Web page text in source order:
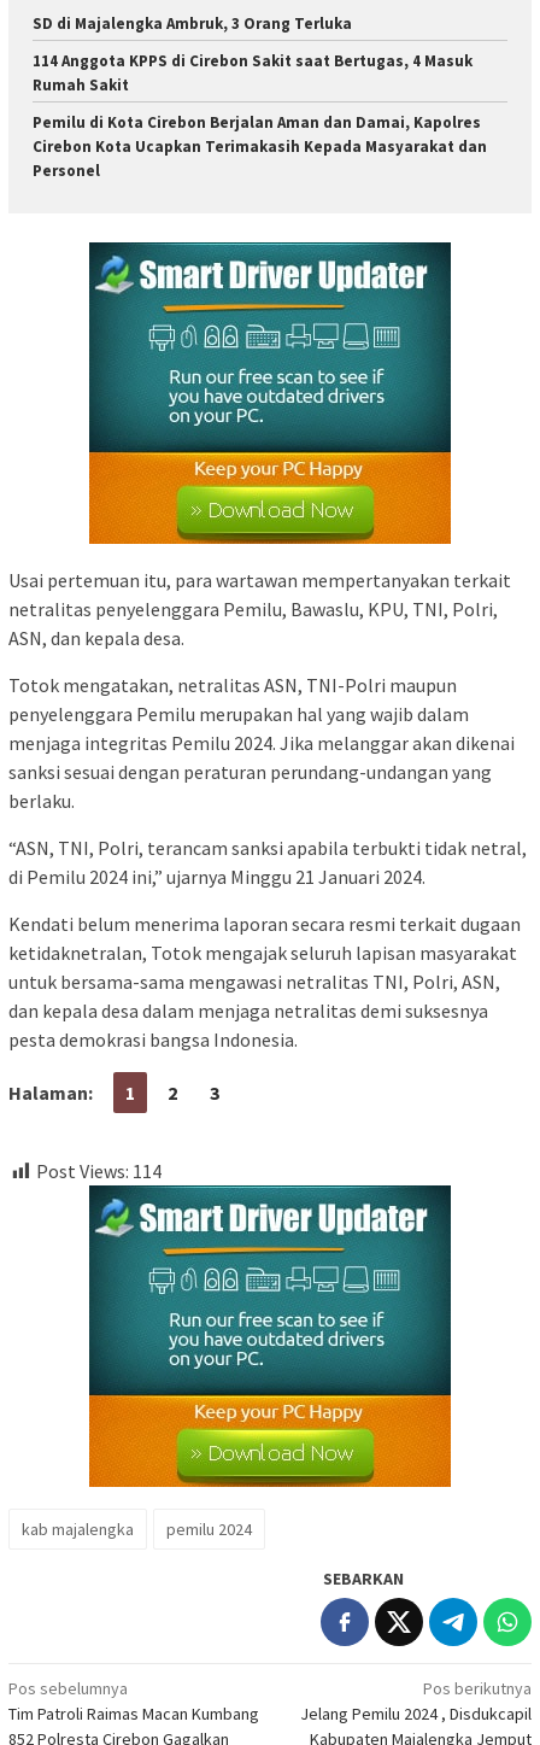
SD di Majalengka Ambruk, 3 Orang Terluka
114 Anggota KPPS di Cirebon Sakit saat Bertugas, 4 Masuk
Rumah Sakit
Pemilu di Kota Cirebon Berjalan Aman dan Damai, Kapolres
Cirebon Kota Ucapkan Terimakasih Kepada Masyarakat dan
Personel
Usai pertemuan itu, para wartawan mempertanyakan terkait
netralitas penyelenggara Pemilu, Bawaslu, KPU, TNI, Polri,
ASN, dan kepala desa.
Totok mengatakan, netralitas ASN, TNI-Polri maupun
penyelenggara Pemilu merupakan hal yang wajib dalam
menjaga integritas Pemilu 2024. Jika melanggar akan dikenai
sanksi sesuai dengan peraturan perundang-undangan yang
berlaku.
“ASN, TNI, Polri, terancam sanksi apabila terbukti tidak netral,
di Pemilu 2024 ini,” ujarnya Minggu 21 Januari 2024.
Kendati belum menerima laporan secara resmi terkait dugaan
ketidaknetralan, Totok mengajak seluruh lapisan masyarakat
untuk bersama-sama mengawasi netralitas TNI, Polri, ASN,
dan kepala desa dalam menjaga netralitas demi suksesnya
pesta demokrasi bangsa Indonesia.
Halaman: 1 2 3
Post Views: 114
kab majalengka pemilu 2024
SEBARKAN
Navigasi
pos
Pos sebelumnya
Tim Patroli Raimas Macan Kumbang
852 Polresta Cirebon Gagalkan
Pos berikutnya
Jelang Pemilu 2024 , Disdukcapil
Kabupaten Majalengka Jemput